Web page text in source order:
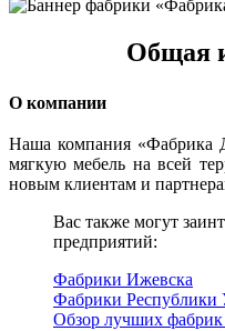
Общая
О компании
Наша компания «Фабрика
мягкую мебель на всей
новым клиентам и
Вас также могут
предприятий:
Фабрики Ижевска
Фабрики Республики
Обзор лучших фабрик